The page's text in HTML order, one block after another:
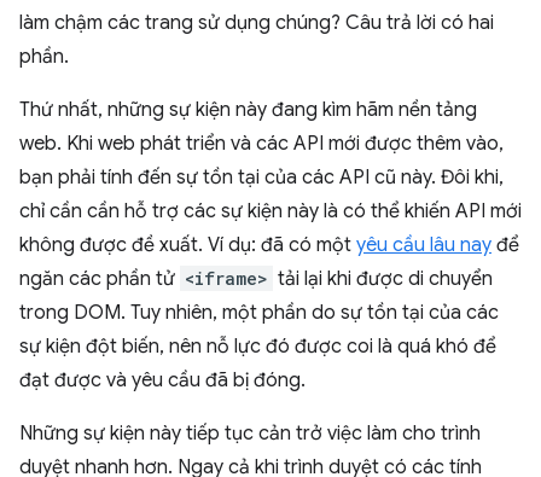
làm chậm các trang sử dụng chúng? Câu trả lời có hai
phần.
Thứ nhất, những sự kiện này đang kìm hãm nền tảng
web. Khi web phát triển và các API mới được thêm vào,
bạn phải tính đến sự tồn tại của các API cũ này. Đôi khi,
chỉ cần cần hỗ trợ các sự kiện này là có thể khiến API mới
không được đề xuất. Ví dụ: đã có một yêu cầu lâu nay để
ngăn các phần tử <iframe> tải lại khi được di chuyển
trong DOM. Tuy nhiên, một phần do sự tồn tại của các
sự kiện đột biến, nên nỗ lực đó được coi là quá khó để
đạt được và yêu cầu đã bị đóng.
Những sự kiện này tiếp tục cản trở việc làm cho trình
duyệt nhanh hơn. Ngay cả khi trình duyệt có các tính